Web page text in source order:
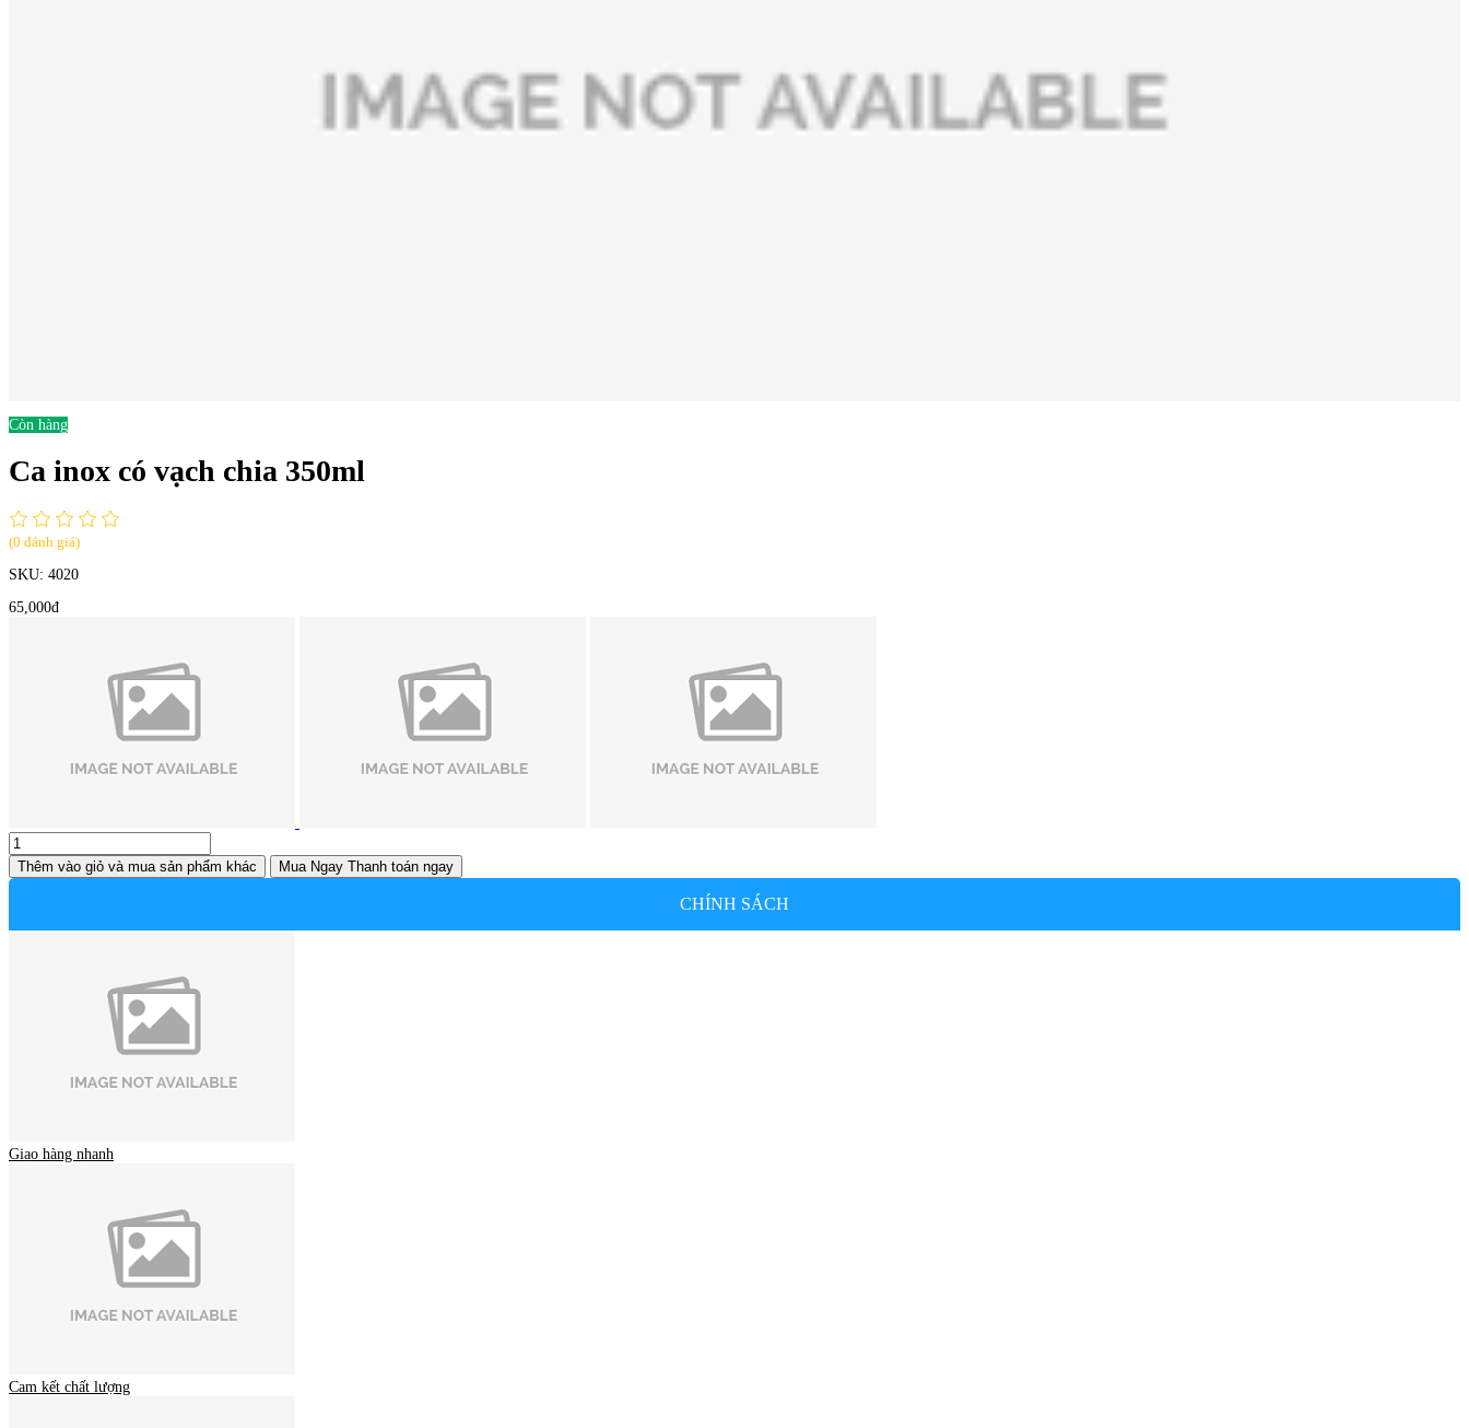
Còn hàng
Ca inox có vạch chia 350ml
(0 đánh giá)
SKU: 4020
65,000đ
Thêm vào giỏ và mua sản phẩm khác Mua Ngay Thanh toán ngay
CHÍNH SÁCH
Giao hàng nhanh
Cam kết chất lượng